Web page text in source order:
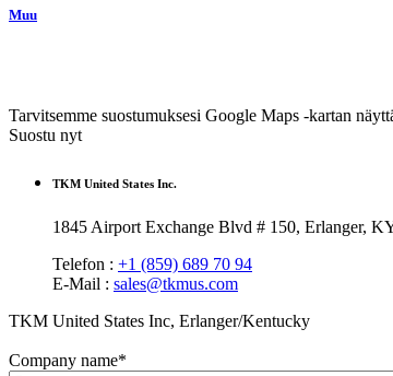
Muu
Tarvitsemme suostumuksesi Google Maps -kartan
Suostu nyt
TKM United States Inc.
1845 Airport Exchange Blvd # 150, Erlanger,
Telefon : +1 (859) 689 70 94
E-Mail : sales@tkmus.com
TKM United States Inc, Erlanger/Kentucky
Company name*